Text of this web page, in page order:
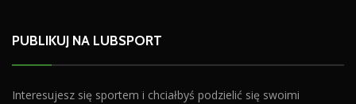
PUBLIKUJ NA LUBSPORT
Interesujesz się sportem i chciałbyś podzielić się swoimi